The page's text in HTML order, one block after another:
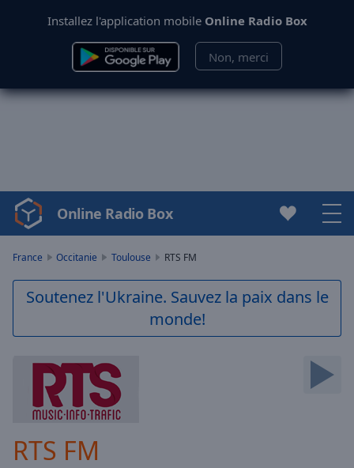
Installez l'application mobile Online Radio Box
Non, merci
Video
Player
Play
Video
Skip
Current
Online Radio Box
France Occitanie Toulouse RTS FM
Soutenez l'Ukraine. Sauvez la paix dans le
monde!
RTS FM